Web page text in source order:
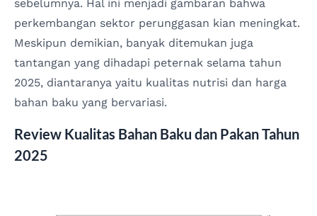
sebelumnya. Hal ini menjadi gambaran bahwa
perkembangan sektor perunggasan kian meningkat.
Meskipun demikian, banyak ditemukan juga
tantangan yang dihadapi peternak selama tahun
2025, diantaranya yaitu kualitas nutrisi dan harga
bahan baku yang bervariasi.
Review Kualitas Bahan Baku dan Pakan Tahun
2025